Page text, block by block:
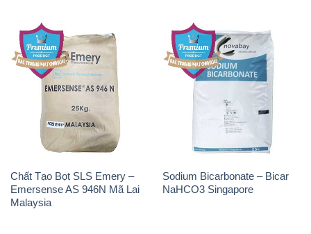
Chất Tạo Bọt SLS Emery –
Emersense AS 946N Mã Lai
Malaysia
Sodium Bicarbonate – Bicar
NaHCO3 Singapore